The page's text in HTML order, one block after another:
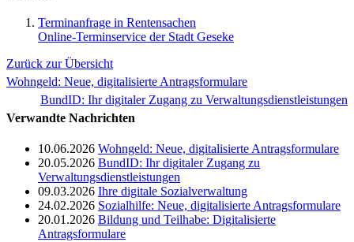
Terminanfrage in Rentensachen
Online-Terminservice der Stadt Geseke
Zurück zur Übersicht
Wohngeld: Neue, digitalisierte Antragsformulare
BundID: Ihr digitaler Zugang zu Verwaltungsdienstleistungen
Verwandte Nachrichten
10.06.2026 Wohngeld: Neue, digitalisierte Antragsformulare
20.05.2026 BundID: Ihr digitaler Zugang zu
Verwaltungsdienstleistungen
09.03.2026 Ihre digitale Sozialverwaltung
24.02.2026 Sozialhilfe: Neue, digitalisierte Antragsformulare
20.01.2026 Bildung und Teilhabe: Digitalisierte
Antragsformulare